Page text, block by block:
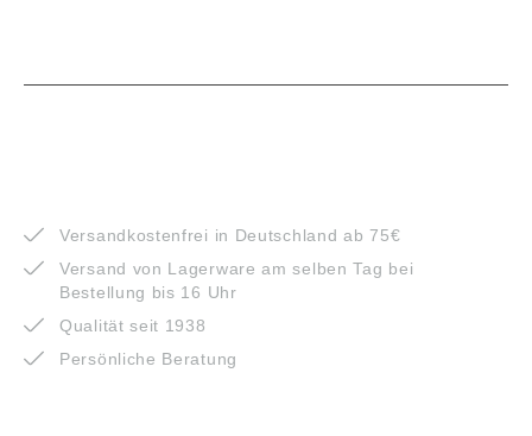
Versandkostenfrei in Deutschland ab 75€
Versand von Lagerware am selben Tag bei
Bestellung bis 16 Uhr
Qualität seit 1938
Persönliche Beratung